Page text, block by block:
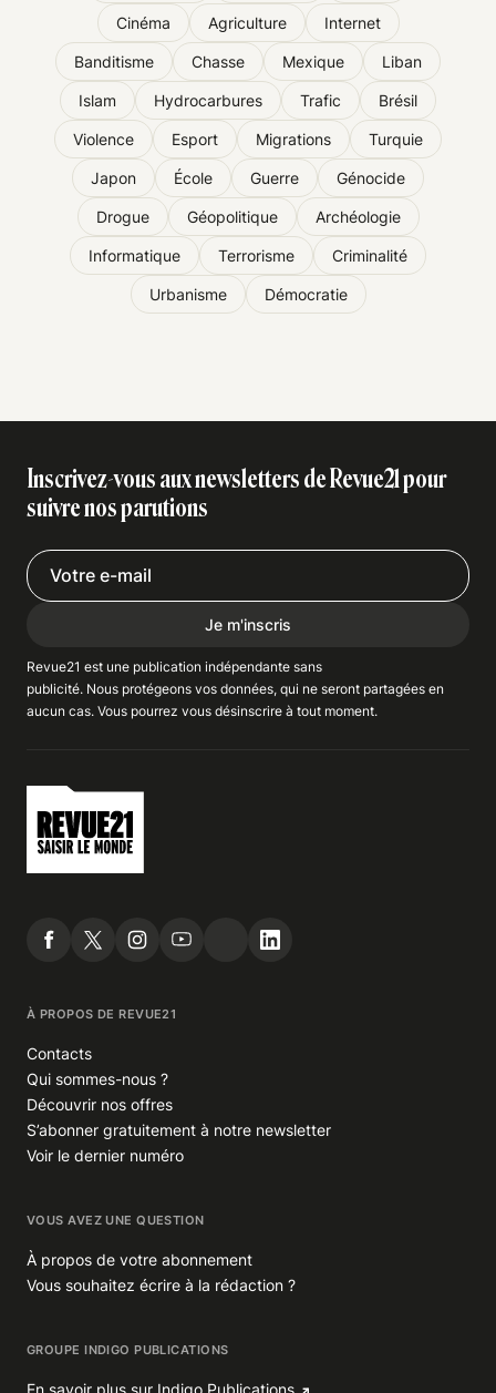
Cinéma Agriculture Internet
Banditisme Chasse Mexique Liban
Islam Hydrocarbures Trafic Brésil
Violence Esport Migrations Turquie
Japon École Guerre Génocide
Drogue Géopolitique Archéologie
Informatique Terrorisme Criminalité
Urbanisme Démocratie
Inscrivez-vous aux newsletters de Revue21 pour
suivre nos parutions
Je m'inscris
Revue21 est une publication indépendante sans
publicité. Nous protégeons vos données, qui ne seront partagées en
aucun cas. Vous pourrez vous désinscrire à tout moment.
À PROPOS DE REVUE21
Contacts
Qui sommes-nous ?
Découvrir nos offres
S’abonner gratuitement à notre newsletter
Voir le dernier numéro
VOUS AVEZ UNE QUESTION
À propos de votre abonnement
Vous souhaitez écrire à la rédaction ?
GROUPE INDIGO PUBLICATIONS
En savoir plus sur Indigo Publications